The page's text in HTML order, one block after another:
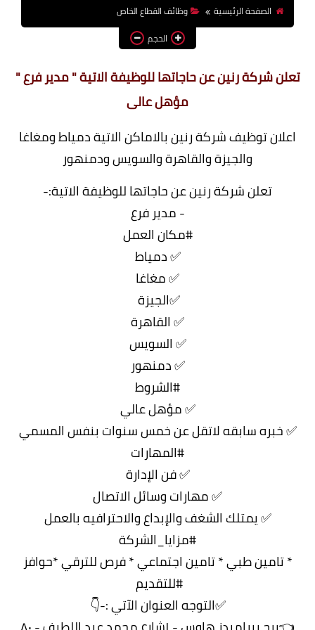
وظائف اعضاء هيئة تدريس
بالجامعات والمعاهد
اخبار
الصفحة الرئيسية
وظائف القطاع الخاص
الحجم
تعلن شركة رنين عن حاجاتها للوظيفة الاتية " مدير فرع "
مؤهل عالى
اعلان توظيف شركة رنين بالاماكن الاتية دمياط ومغاغا
والجيزة والقاهرة والسويس ودمنهور
تعلن شركة رنين عن حاجاتها للوظيفة الاتية:-
- مدير فرع
#مكان العمل
✅ دمياط
✅ مغاغا
✅الجيزة
✅ القاهرة
✅ السويس
✅ دمنهور
#الشروط
✅ مؤهل عالي
✅ خبره سابقه لاتقل عن خمس سنوات بنفس المسمي
#المهارات
✅ فن الإدارة
✅ مهارات وسائل الاتصال
✅ يمتلك الشغف والإبداع والاحترافيه بالعمل
#مزايا_الشركة
* تامين طبي * تامين اجتماعي * فرص للترقي *حوافز
#للتقديم
✅التوجه العنوان الآتي :-👇